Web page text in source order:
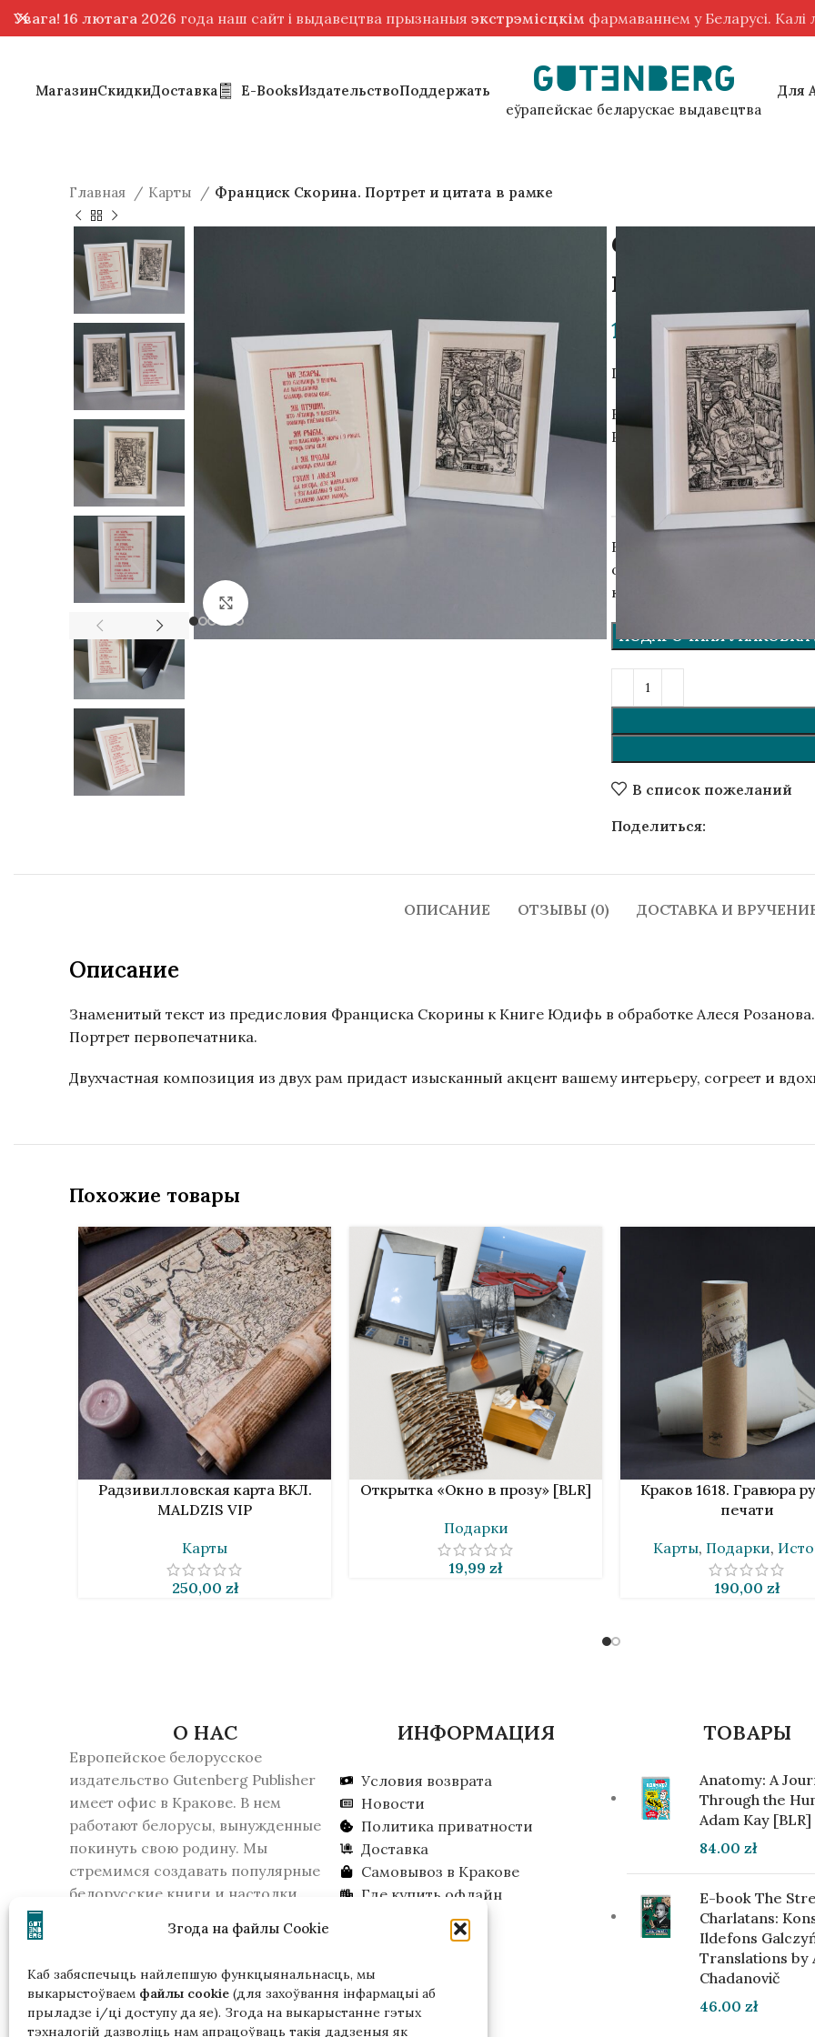
Згода на файлы Cookie
Каб забяспечыць найлепшую функцыянальнасць, мы
выкарыстоўваем файлы cookie (для захоўвання інфармацыі аб
прыладзе і/ці доступу да яе). Згода на выкарыстанне гэтых
тэхналогій дазволіць нам апрацоўваць такія дадзеныя як
МагазинСкидкиДоставка E-BooksИздательствоПоддержать
еўрапейскае беларускае выдавецтва
Для
Главная Карты Франциск Скорина. Портрет и цитата в рамке
Франциск
цитата в
124,00zł
Гравюры напечатаны
Бумага для офорта 200 г.
Размер рамки: 15×21 см.
ИЗДАТЕЛЬСТВО
Вашу покупку завернём в
открытку. По вашему
комментариях, что указать).
ПОДАРОЧНАЯ УПАКОВКА
В список пожеланий
Поделиться:
ОПИСАНИЕ ОТЗЫВЫ (0) ДОСТАВКА И
Описание
Знаменитый текст из предисловия Франциска Скорины к Книге Юдифь в обработке Алеся Розанова.
Портрет первопечатника.
Двухчастная композиция из двух рам придаст изысканный акцент вашему интерьеру, согреет и
Похожие товары
В КОРЗИНУ
Радзивилловская карта ВКЛ.
MALDZIS VIP
Карты
250,00 zł
В КОРЗИНУ
Открытка «Окно в прозу» [BLR]
Подарки
19,99 zł
В КОРЗИНУ
Краков 1618. Гравюра
печати
Карты, Подарки,
190,00 zł
О НАС
Европейское белорусское
издательство Gutenberg Publisher
имеет офис в Кракове. В нем
работают белорусы, вынужденные
покинуть свою родину. Мы
стремимся создавать популярные
белорусские книги и настолки.
признало издательство
Пожалуйста, учитывайте это, если
вы живете в Беларуси.
ИНФОРМАЦИЯ
Условия возврата
Новости
Политика приватности
Доставка
Самовывоз в Кракове
Где купить офлайн
Ищем инвестора
ТОВАРЫ
Anatomy: A
Through the
Adam Kay [BLR]
84.00 zł
E-book The
Charlatans:
Ildefons
Translations by
Chadanovič
46.00 zł
Увага! 16 лютага 2026 года наш сайт і выдавецтва прызнаныя экстрэмісцкім фармаваннем у Беларусі.